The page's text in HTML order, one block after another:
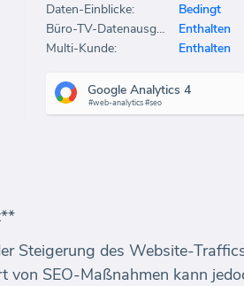
Steigerung des Website-
von SEO-Maßnahmen kann
Daten-Einblicke:
Bedingt
Büro-TV-Datenausgabe:
Enthalten
Multi-Kunde:
Enthalten
Google Analytics 4
#web-analytics #seo